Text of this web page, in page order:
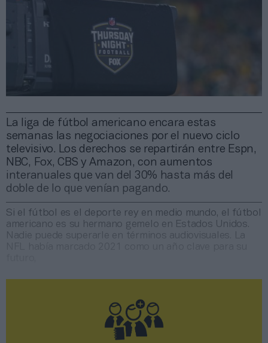
La liga de fútbol americano encara estas
semanas las negociaciones por el nuevo ciclo
televisivo. Los derechos se repartirán entre Espn,
NBC, Fox, CBS y Amazon, con aumentos
interanuales que van del 30% hasta más del
doble de lo que venían pagando.
Si el fútbol es el deporte rey en medio mundo, el fútbol
americano es su hermano gemelo en Estados Unidos.
Nadie puede superarle en términos audiovisuales. La